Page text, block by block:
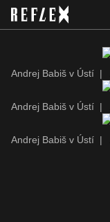
Andrej Babiš v Ústí |
Andrej Babiš v Ústí |
Andrej Babiš v Ústí |